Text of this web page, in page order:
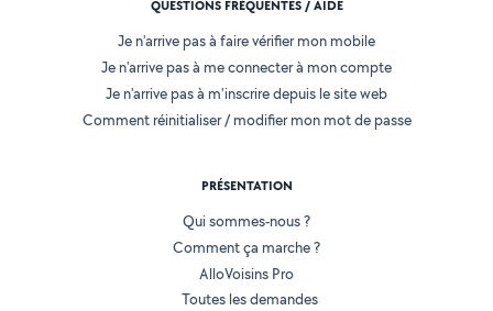
QUESTIONS FRÉQUENTES / AIDE
Je n'arrive pas à faire vérifier mon mobile
Je n'arrive pas à me connecter à mon compte
Je n'arrive pas à m'inscrire depuis le site web
Comment réinitialiser / modifier mon mot de passe
PRÉSENTATION
Qui sommes-nous ?
Comment ça marche ?
AlloVoisins Pro
Toutes les demandes